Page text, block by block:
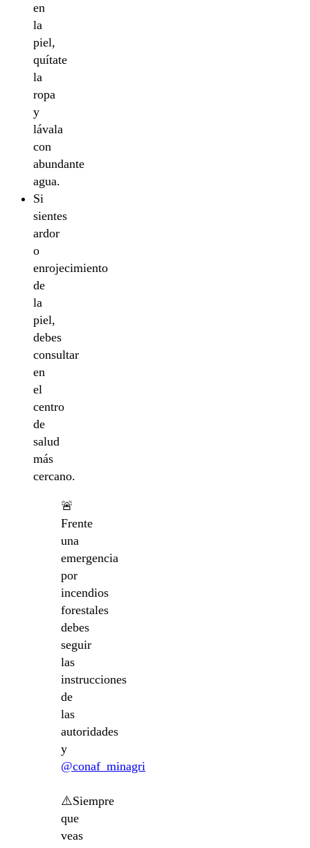
en
la
piel,
quítate
la
ropa
y
lávala
con
abundante
agua.
Si
sientes
ardor
o
enrojecimiento
de
la
piel,
debes
consultar
en
el
centro
de
salud
más
cercano.
🚨
Frente
una
emergencia
por
incendios
forestales
debes
seguir
las
instrucciones
de
las
autoridades
y
@conaf_minagri
⚠️Siempre
que
veas